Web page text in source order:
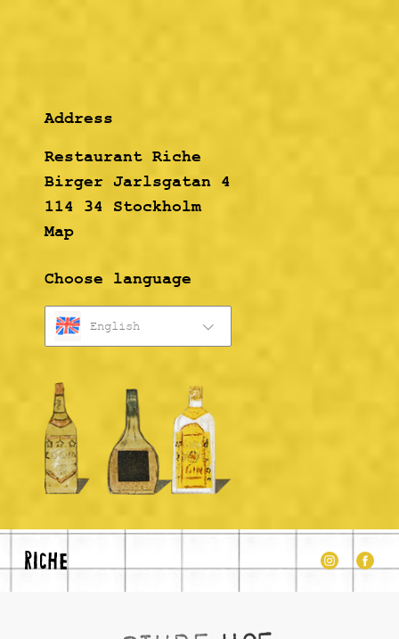
Address
Restaurant Riche
Birger Jarlsgatan 4
114 34 Stockholm
Map
Choose language
English